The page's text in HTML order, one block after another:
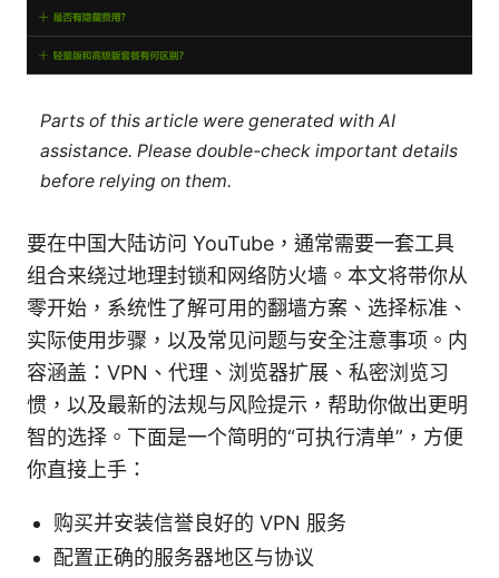
Parts of this article were generated with AI
assistance. Please double-check important details
before relying on them.
要在中国大陆访问 YouTube，通常需要一套工具
组合来绕过地理封锁和网络防火墙。本文将带你从
零开始，系统性了解可用的翻墙方案、选择标准、
实际使用步骤，以及常见问题与安全注意事项。内
容涵盖：VPN、代理、浏览器扩展、私密浏览习
惯，以及最新的法规与风险提示，帮助你做出更明
智的选择。下面是一个简明的“可执行清单”，方便
你直接上手：
购买并安装信誉良好的 VPN 服务
配置正确的服务器地区与协议